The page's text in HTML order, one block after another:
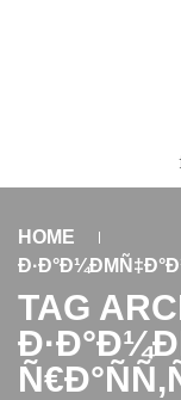
HOME
TAG